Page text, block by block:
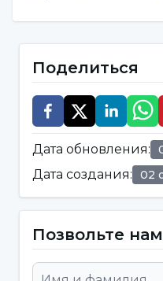
прикосновении,
пищи.
<Покраснение и
и отек десен.
затрагивает
Кровотечение:
из десен может
Поделиться
Дата обновления:
Дата создания: 02
Позвольте